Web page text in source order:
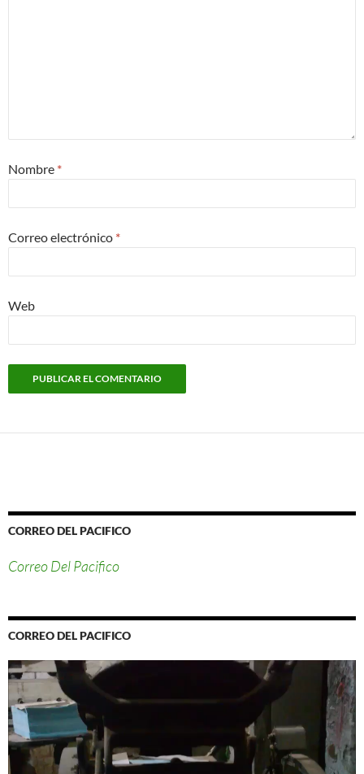
Nombre *
Correo electrónico *
Web
CORREO DEL PACIFICO
Correo Del Pacifico
CORREO DEL PACIFICO